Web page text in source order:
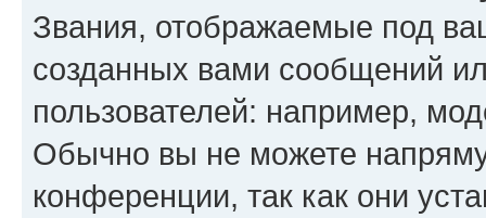
Звания, отображаемые под
созданных вами сообщений
пользователей: например,
Обычно вы не можете
конференции, так как они